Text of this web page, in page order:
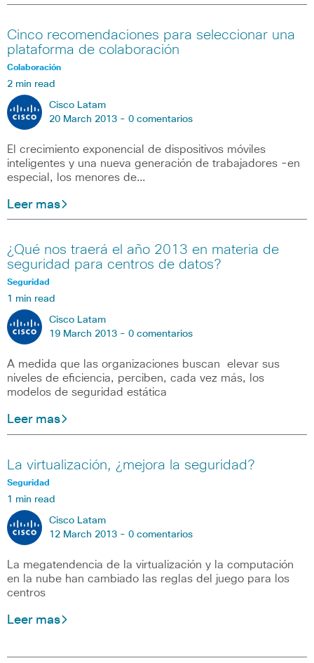
Cinco recomendaciones para seleccionar una
plataforma de colaboración
Colaboración
2 min read
Cisco Latam
20 March 2013 - 0 comentarios
El crecimiento exponencial de dispositivos móviles
inteligentes y una nueva generación de trabajadores -en
especial, los menores de…
Leer mas
¿Qué nos traerá el año 2013 en materia de
seguridad para centros de datos?
Seguridad
1 min read
Cisco Latam
19 March 2013 - 0 comentarios
A medida que las organizaciones buscan elevar sus
niveles de eficiencia, perciben, cada vez más, los
modelos de seguridad estática
Leer mas
La virtualización, ¿mejora la seguridad?
Seguridad
1 min read
Cisco Latam
12 March 2013 - 0 comentarios
La megatendencia de la virtualización y la computación
en la nube han cambiado las reglas del juego para los
centros
Leer mas